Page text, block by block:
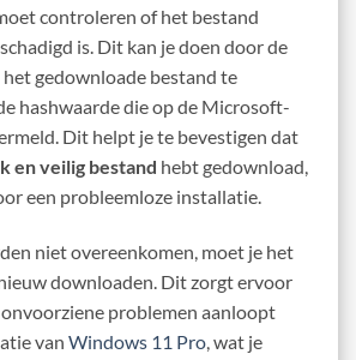
controleren of het bestand
is. Dit kan je doen door de
gedownloade bestand te
hashwaarde die op de Microsoft-
Dit helpt je te bevestigen dat
en veilig bestand hebt gedownload,
een probleemloze installatie.
niet overeenkomen, moet je het
downloaden. Dit zorgt ervoor
problemen aanloopt
van Windows 11 Pro, wat je